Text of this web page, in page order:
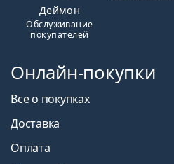
Деймон
Обслуживание
покупателей
Онлайн-покупки
Все о покупках
Доставка
Оплата